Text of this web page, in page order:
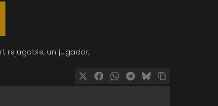
rejugable un jugador